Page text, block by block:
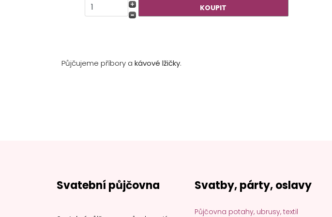
Půjčujeme příbory a kávové lžičky.
Svatební půjčovna Svatby, párty, oslavy
Půjčovna potahy, ubrusy, textil